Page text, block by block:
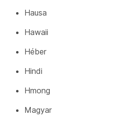
Hausa
Hawaii
Héber
Hindi
Hmong
Magyar